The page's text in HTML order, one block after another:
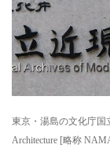
東京・湯島の文化庁国
Architecture [略称